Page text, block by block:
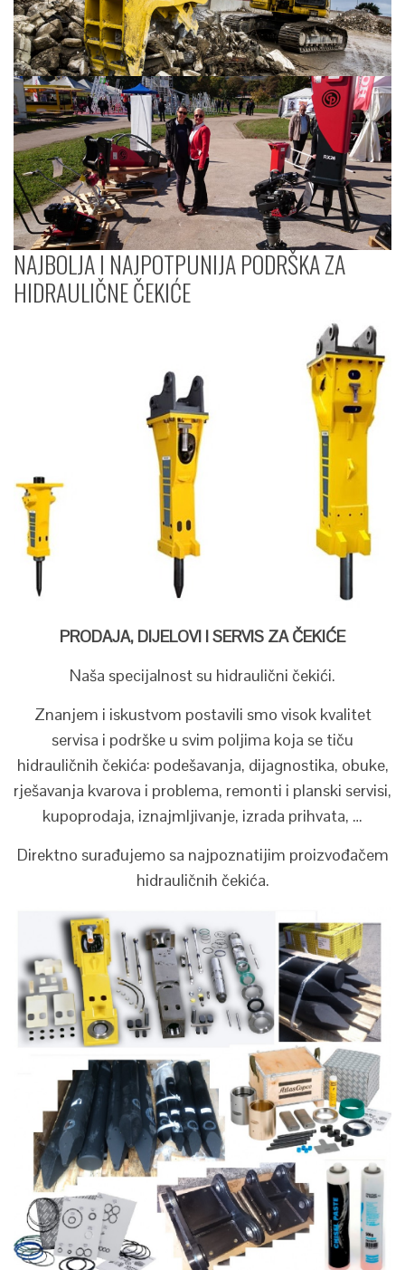
NAJBOLJA I NAJPOTPUNIJA PODRŠKA ZA
HIDRAULIČNE ČEKIĆE
PRODAJA, DIJELOVI I SERVIS ZA ČEKIĆE
Naša specijalnost su hidraulični čekići.
Znanjem i iskustvom postavili smo visok kvalitet
servisa i podrške u svim poljima koja se tiču
hidrauličnih čekića: podešavanja, dijagnostika, obuke,
rješavanja kvarova i problema, remonti i planski servisi,
kupoprodaja, iznajmljivanje, izrada prihvata, …
Direktno surađujemo sa najpoznatijim proizvođačem
hidrauličnih čekića.